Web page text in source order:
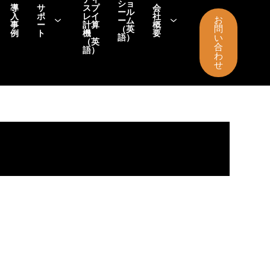
導
入
事
例
サ
ポ
ー
ト
スプ
レイ
計算
機
（英
語）
ショ
ール
ーム
（英
語）
会
社
概
要
お
問
い
合
わ
せ